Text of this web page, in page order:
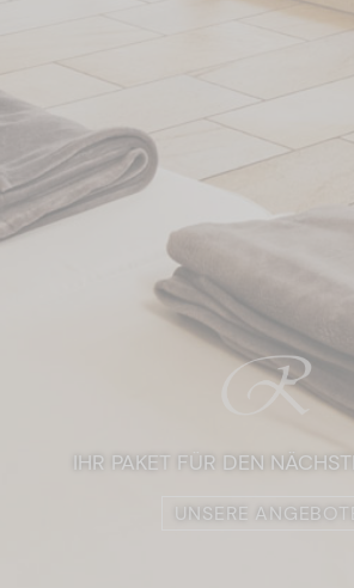
IHR PAKET FÜR DEN
UNSERE